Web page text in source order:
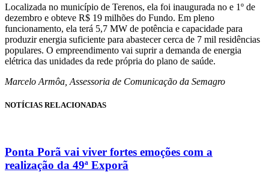
Localizada no município de Terenos, ela foi inaugurada no e 1º de
dezembro e obteve R$ 19 milhões do Fundo. Em pleno
funcionamento, ela terá 5,7 MW de potência e capacidade para
produzir energia suficiente para abastecer cerca de 7 mil residências
populares. O empreendimento vai suprir a demanda de energia
elétrica das unidades da rede própria do plano de saúde.
Marcelo Armôa, Assessoria de Comunicação da Semagro
NOTÍCIAS RELACIONADAS
Ponta Porã vai viver fortes emoções com a
realização da 49ª Exporã